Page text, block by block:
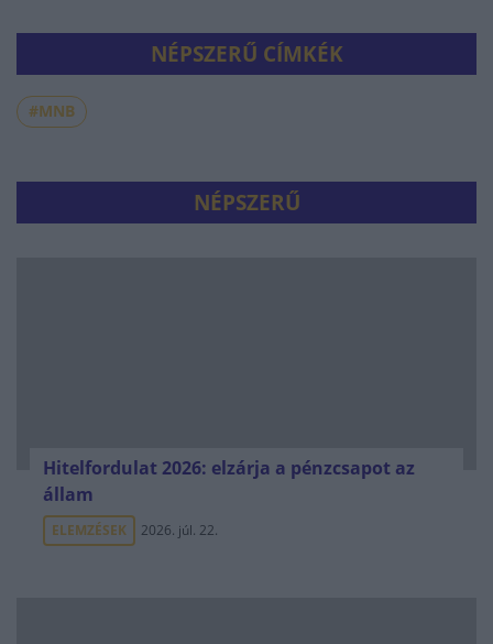
NÉPSZERŰ CÍMKÉK
#MNB
NÉPSZERŰ
Hitelfordulat 2026: elzárja a pénzcsapot az
állam
ELEMZÉSEK 2026. júl. 22.